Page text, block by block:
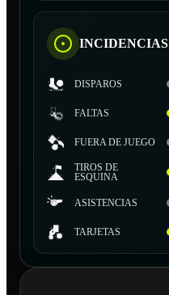
INCIDENCIAS
DISPAROS
FALTAS
FUERA DE JUEGO
TIROS DE
ESQUINA
ASISTENCIAS
TARJETAS